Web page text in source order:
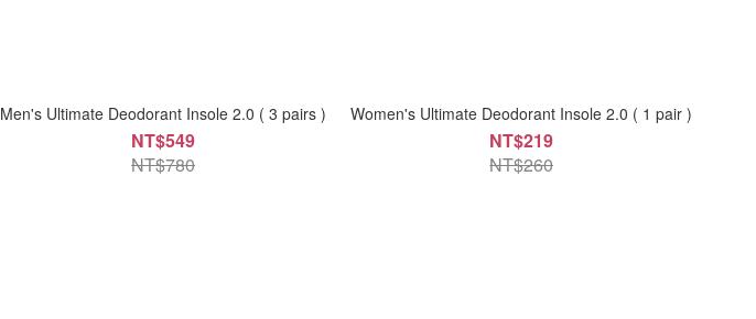
Men's Ultimate Deodorant Insole 2.0 ( 3 pairs )
NT$549
NT$780
Women's Ultimate Deodorant Insole 2.0 ( 1 pair )
NT$219
NT$260